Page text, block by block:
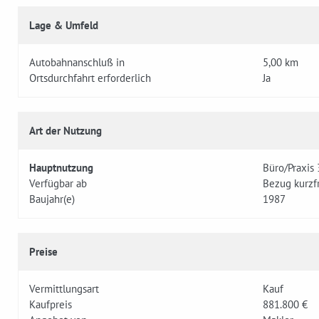
Lage & Umfeld
Autobahnanschluß in
5,00 km
Ortsdurchfahrt erforderlich
Ja
Art der Nutzung
Hauptnutzung
Büro/Praxis
Verfügbar ab
Bezug
Baujahr(e)
1987
Preise
Vermittlungsart
Kauf
Kaufpreis
881.800 €